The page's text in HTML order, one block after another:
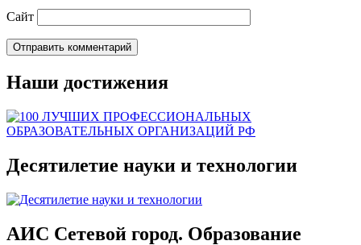
Сайт
Наши достижения
Десятилетие науки и технологии
АИС Сетевой город. Образование